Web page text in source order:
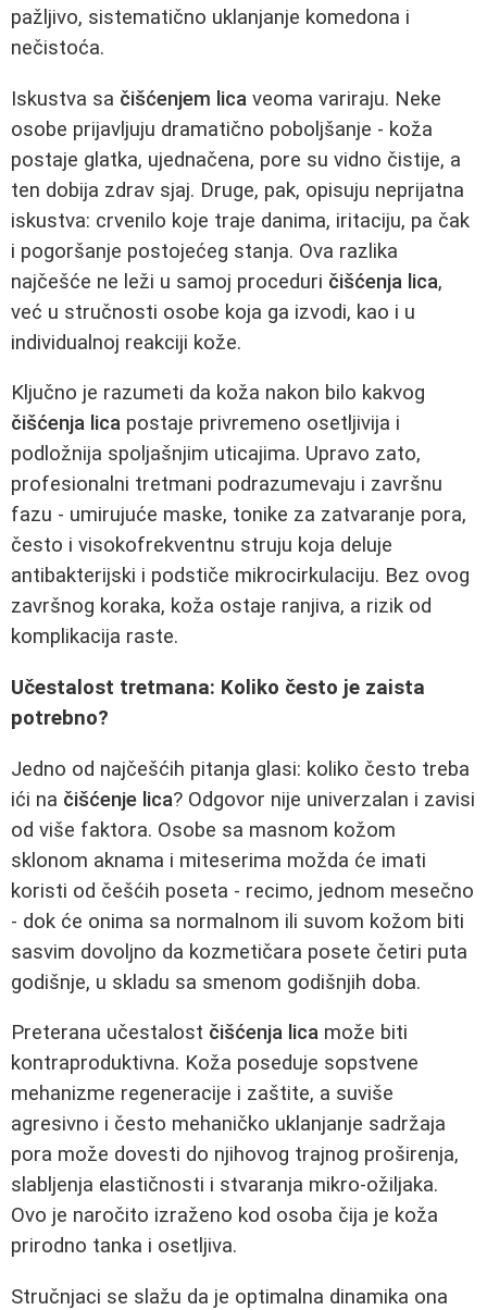
pažljivo, sistematično uklanjanje komedona i
nečistoća.
Iskustva sa čišćenjem lica veoma variraju. Neke
osobe prijavljuju dramatično poboljšanje - koža
postaje glatka, ujednačena, pore su vidno čistije, a
ten dobija zdrav sjaj. Druge, pak, opisuju neprijatna
iskustva: crvenilo koje traje danima, iritaciju, pa čak
i pogoršanje postojećeg stanja. Ova razlika
najčešće ne leži u samoj proceduri čišćenja lica,
već u stručnosti osobe koja ga izvodi, kao i u
individualnoj reakciji kože.
Ključno je razumeti da koža nakon bilo kakvog
čišćenja lica postaje privremeno osetljivija i
podložnija spoljašnjim uticajima. Upravo zato,
profesionalni tretmani podrazumevaju i završnu
fazu - umirujuće maske, tonike za zatvaranje pora,
često i visokofrekventnu struju koja deluje
antibakterijski i podstiče mikrocirkulaciju. Bez ovog
završnog koraka, koža ostaje ranjiva, a rizik od
komplikacija raste.
Učestalost tretmana: Koliko često je zaista
potrebno?
Jedno od najčešćih pitanja glasi: koliko često treba
ići na čišćenje lica? Odgovor nije univerzalan i zavisi
od više faktora. Osobe sa masnom kožom
sklonom aknama i miteserima možda će imati
koristi od češćih poseta - recimo, jednom mesečno
- dok će onima sa normalnom ili suvom kožom biti
sasvim dovoljno da kozmetičara posete četiri puta
godišnje, u skladu sa smenom godišnjih doba.
Preterana učestalost čišćenja lica može biti
kontraproduktivna. Koža poseduje sopstvene
mehanizme regeneracije i zaštite, a suviše
agresivno i često mehaničko uklanjanje sadržaja
pora može dovesti do njihovog trajnog proširenja,
slabljenja elastičnosti i stvaranja mikro-ožiljaka.
Ovo je naročito izraženo kod osoba čija je koža
prirodno tanka i osetljiva.
Stručnjaci se slažu da je optimalna dinamika ona